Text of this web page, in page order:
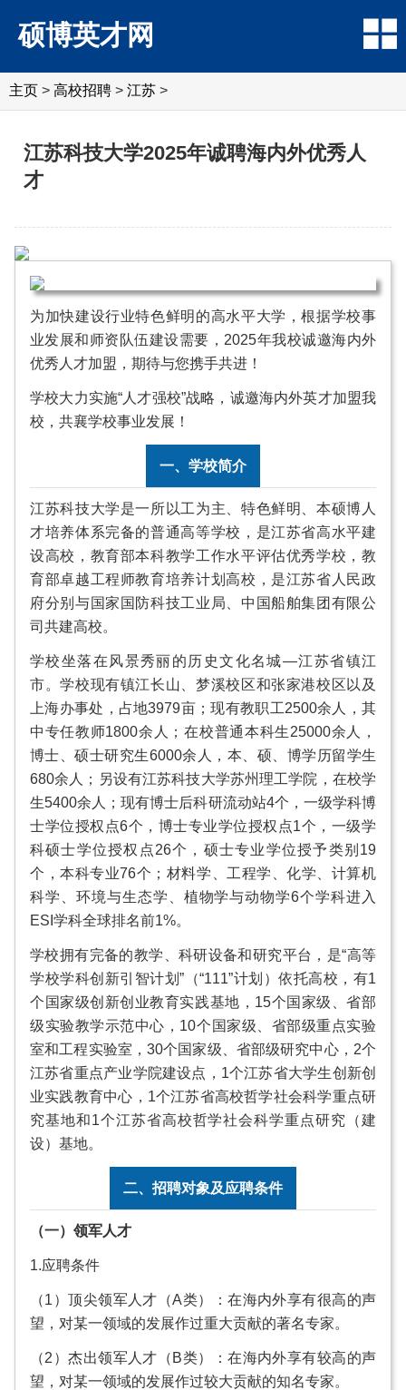
硕博英才网
主页 > 高校招聘 > 江苏 >
江苏科技大学2025年诚聘海内外优秀人
才
为加快建设行业特色鲜明的高水平大学，根据学校事
业发展和师资队伍建设需要，2025年我校诚邀海内外
优秀人才加盟，期待与您携手共进！
学校大力实施“人才强校”战略，诚邀海内外英才加盟我
校，共襄学校事业发展！
一、学校简介
江苏科技大学是一所以工为主、特色鲜明、本硕博人
才培养体系完备的普通高等学校，是江苏省高水平建
设高校，教育部本科教学工作水平评估优秀学校，教
育部卓越工程师教育培养计划高校，是江苏省人民政
府分别与国家国防科技工业局、中国船舶集团有限公
司共建高校。
学校坐落在风景秀丽的历史文化名城—江苏省镇江
市。学校现有镇江长山、梦溪校区和张家港校区以及
上海办事处，占地3979亩；现有教职工2500余人，其
中专任教师1800余人；在校普通本科生25000余人，
博士、硕士研究生6000余人，本、硕、博学历留学生
680余人；另设有江苏科技大学苏州理工学院，在校学
生5400余人；现有博士后科研流动站4个，一级学科博
士学位授权点6个，博士专业学位授权点1个，一级学
科硕士学位授权点26个，硕士专业学位授予类别19
个，本科专业76个；材料学、工程学、化学、计算机
科学、环境与生态学、植物学与动物学6个学科进入
ESI学科全球排名前1%。
学校拥有完备的教学、科研设备和研究平台，是“高等
学校学科创新引智计划”（“111”计划）依托高校，有1
个国家级创新创业教育实践基地，15个国家级、省部
级实验教学示范中心，10个国家级、省部级重点实验
室和工程实验室，30个国家级、省部级研究中心，2个
江苏省重点产业学院建设点，1个江苏省大学生创新创
业实践教育中心，1个江苏省高校哲学社会科学重点研
究基地和1个江苏省高校哲学社会科学重点研究（建
设）基地。
二、招聘对象及应聘条件
（一）领军人才
1.应聘条件
（1）顶尖领军人才（A类）：在海内外享有很高的声
望，对某一领域的发展作过重大贡献的著名专家。
（2）杰出领军人才（B类）：在海内外享有较高的声
望，对某一领域的发展作过较大贡献的知名专家。